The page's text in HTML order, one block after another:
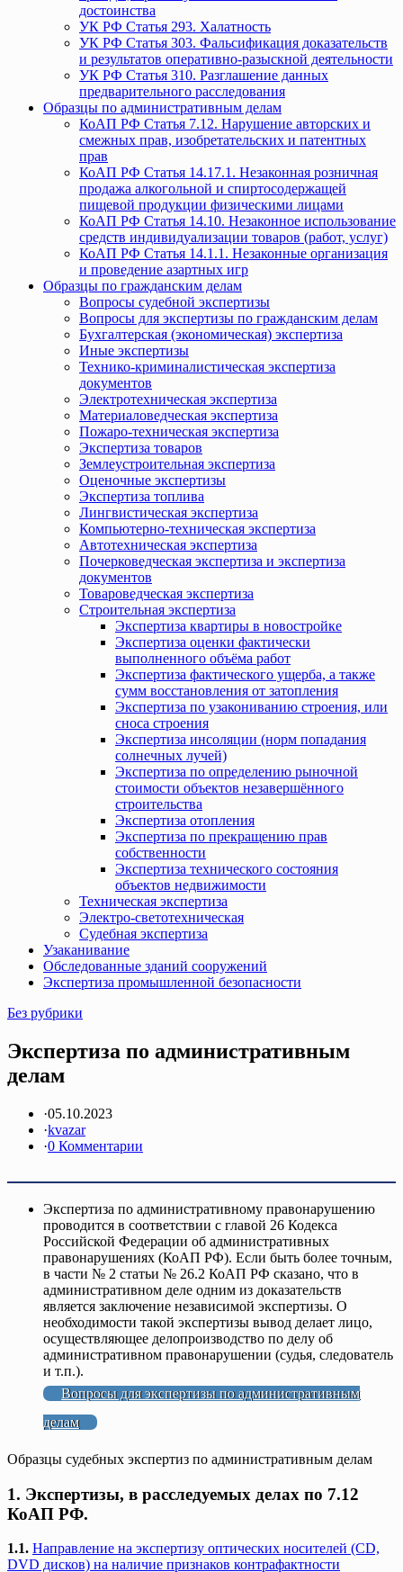
достоинства
УК РФ Статья 293. Халатность
УК РФ Статья 303. Фальсификация доказательств
и результатов оперативно-разыскной деятельности
УК РФ Статья 310. Разглашение данных
предварительного расследования
Образцы по административным делам
КоАП РФ Статья 7.12. Нарушение авторских и
смежных прав, изобретательских и патентных
прав
КоАП РФ Статья 14.17.1. Незаконная розничная
продажа алкогольной и спиртосодержащей
пищевой продукции физическими лицами
КоАП РФ Статья 14.10. Незаконное использование
средств индивидуализации товаров (работ, услуг)
КоАП РФ Статья 14.1.1. Незаконные организация
и проведение азартных игр
Образцы по гражданским делам
Вопросы судебной экспертизы
Вопросы для экспертизы по гражданским делам
Бухгалтерская (экономическая) экспертиза
Иные экспертизы
Технико-криминалистическая экспертиза
документов
Электротехническая экспертиза
Материаловедческая экспертиза
Пожаро-техническая экспертиза
Экспертиза товаров
Землеустроительная экспертиза
Оценочные экспертизы
Экспертиза топлива
Лингвистическая экспертиза
Компьютерно-техническая экспертиза
Автотехническая экспертиза
Почерковедческая экспертиза и экспертиза
документов
Товароведческая экспертиза
Строительная экспертиза
Экспертиза квартиры в новостройке
Экспертиза оценки фактически
выполненного объёма работ
Экспертиза фактического ущерба, а также
сумм восстановления от затопления
Экспертиза по узакониванию строения, или
сноса строения
Экспертиза инсоляции (норм попадания
солнечных лучей)
Экспертиза по определению рыночной
стоимости объектов незавершённого
строительства
Экспертиза отопления
Экспертиза по прекращению прав
собственности
Экспертиза технического состояния
объектов недвижимости
Техническая экспертиза
Электро-светотехническая
Судебная экспертиза
Узаканивание
Обследованные зданий сооружений
Экспертиза промышленной безопасности
Без рубрики
Экспертиза по административным
делам
·05.10.2023
·kvazar
·0 Комментарии
Экспертиза по административному правонарушению
проводится в соответствии с главой 26 Кодекса
Российской Федерации об административных
правонарушениях (КоАП РФ). Если быть более точным,
в части № 2 статьи № 26.2 КоАП РФ сказано, что в
административном деле одним из доказательств
является заключение независимой экспертизы. О
необходимости такой экспертизы вывод делает лицо,
осуществляющее делопроизводство по делу об
административном правонарушении (судья, следователь
и т.п.).
Вопросы для экспертизы по административным
делам
Образцы судебных экспертиз по административным делам
1. Экспертизы, в расследуемых делах по 7.12
КоАП РФ.
1.1. Направление на экспертизу оптических носителей (CD,
DVD дисков) на наличие признаков контрафактности